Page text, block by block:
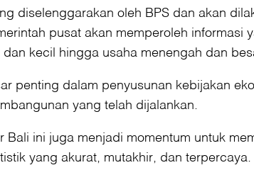
diselenggarakan oleh BPS dan akan
pusat akan memperoleh
kecil hingga usaha menengah dan
penting dalam penyusunan kebijakan
yang telah dijalankan.
ini juga menjadi momentum untuk
yang akurat, mutakhir, dan terpercaya.